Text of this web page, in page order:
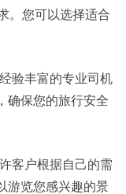
。您可以选择适合
验丰富的专业司机
确保您的旅行安全
客户根据自己的需
游览您感兴趣的景